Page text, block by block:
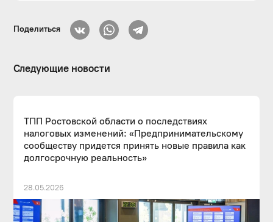
Поделиться
Следующие новости
ТПП Ростовской области о последствиях
налоговых изменений: «Предпринимательскому
сообществу придется принять новые правила как
долгосрочную реальность»
28.05.2026